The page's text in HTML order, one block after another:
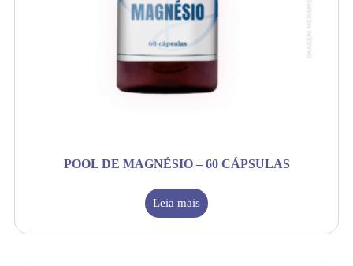
POOL DE MAGNÉSIO – 60 CÁPSULAS
Leia mais